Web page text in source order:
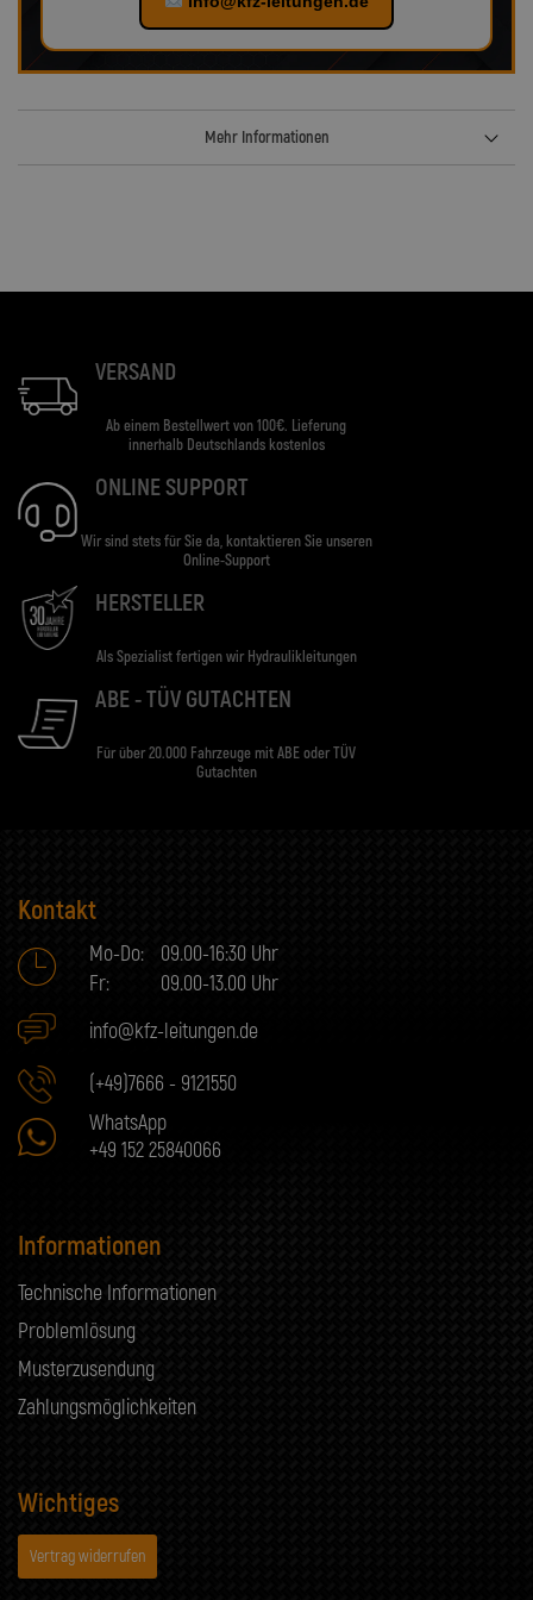
Mehr Informationen
VERSAND
Ab einem Bestellwert von 100€. Lieferung
innerhalb Deutschlands kostenlos
ONLINE SUPPORT
Wir sind stets für Sie da, kontaktieren Sie unseren
Online-Support
HERSTELLER
Als Spezialist fertigen wir Hydraulikleitungen
ABE - TÜV GUTACHTEN
Für über 20.000 Fahrzeuge mit ABE oder TÜV
Gutachten
Kontakt
Mo-Do:
09.00-16:30 Uhr
Fr:
09.00-13.00 Uhr
info@kfz-leitungen.de
(+49)7666 - 9121550
WhatsApp
+49 152 25840066
Informationen
Technische Informationen
Problemlösung
Musterzusendung
Zahlungsmöglichkeiten
Wichtiges
Vertrag widerrufen